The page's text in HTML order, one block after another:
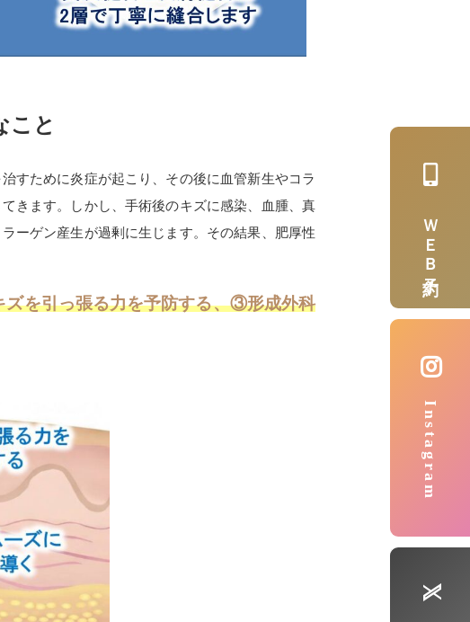
ＷＥＢ予約
Instagram
こと
すために炎症が起こり、その後に血管新生やコラ
きます。しかし、手術後のキズに感染、血腫、真
ーゲン産生が過剰に生じます。その結果、肥厚性
を引っ張る力を予防する、③形成外科